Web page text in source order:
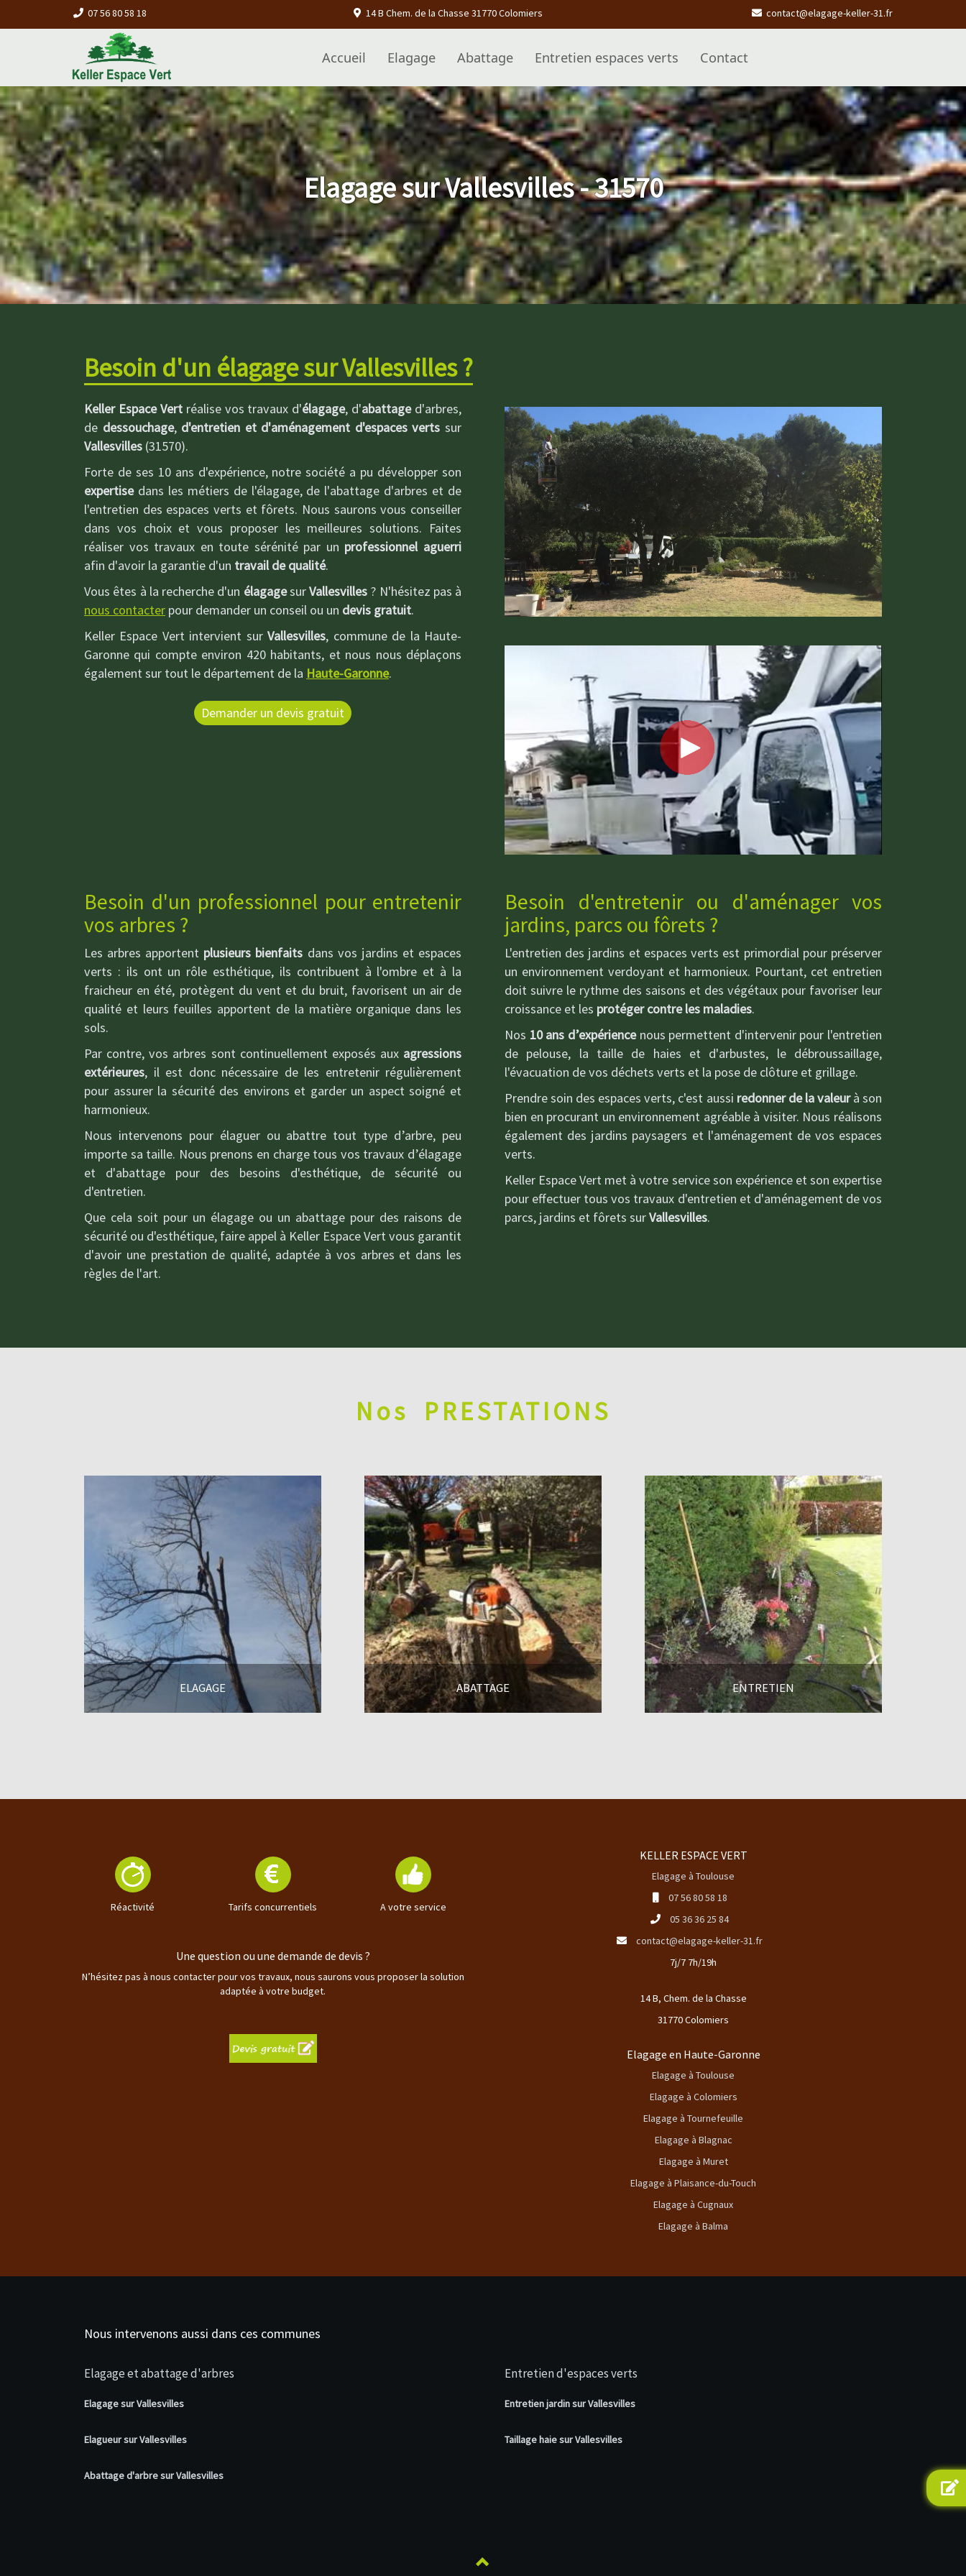
07 56 80 58 18 14 B Chem. de la Chasse 31770 Colomiers contact@elagage-keller-31.fr
Accueil Elagage Abattage Entretien espaces verts Contact
Elagage sur Vallesvilles - 31570
Besoin d'un élagage sur Vallesvilles ?
Keller Espace Vertréalise vos travaux d'élagage, d'abattaged'arbres,
de dessouchage, d'entretien et d'aménagement d'espaces verts sur
Vallesvilles (31570).
Forte de ses 10 ans d'expérience, notre société a pu développer son
expertisedans les métiers de l'élagage, de l'abattage d'arbres et de
l'entretien des espaces verts et fôrets. Nous saurons vous conseiller
dans vos choix et vous proposer les meilleures solutions. Faites
réaliser vos travaux en toute sérénité par un professionnel aguerri
afin d'avoir la garantie d'un travail de qualité.
Vous êtes à la recherche d'un élagagesurVallesvilles ? N'hésitez pas à
nous contacter pour demander un conseil ou un devis gratuit.
Keller Espace Vert intervient surVallesvilles, commune de la Haute-
Garonne qui compte environ 420 habitants, et nous nous déplaçons
également sur tout le département de la Haute-Garonne.
Demander un devis gratuit
Besoin d'un professionnel pour entretenir
vos arbres ?
Les arbres apportent plusieurs bienfaits dans vos jardins et espaces
verts : ils ont un rôle esthétique, ils contribuent à l'ombre et à la
fraicheur en été, protègent du vent et du bruit, favorisent un air de
qualité et leurs feuilles apportent de la matière organique dans les
sols.
Par contre, vos arbres sont continuellement exposés aux agressions
extérieures, il est donc nécessaire de les entretenir régulièrement
pour assurer la sécurité des environs et garder un aspect soigné et
harmonieux.
Nous intervenons pour élaguer ou abattre tout type d’arbre, peu
importe sa taille. Nous prenons en charge tous vos travaux d’élagage
et d'abattage pour des besoins d'esthétique, de sécurité ou
d'entretien.
Que cela soit pour un élagage ou un abattage pour des raisons de
sécurité ou d'esthétique, faire appel à Keller Espace Vert vous garantit
d'avoir une prestation de qualité, adaptée à vos arbres et dans les
règles de l'art.
Besoin d'entretenir ou d'aménager vos
jardins, parcs ou fôrets ?
L'entretien des jardins et espaces verts est primordial pour préserver
un environnement verdoyant et harmonieux. Pourtant, cet entretien
doit suivre le rythme des saisons et des végétaux pour favoriser leur
croissance et les protéger contre les maladies.
Nos 10 ans d’expériencenous permettent d'intervenir pour l'entretien
de pelouse, la taille de haies et d'arbustes, le débroussaillage,
l'évacuation de vos déchets verts et la pose de clôture et grillage.
Prendre soin des espaces verts, c'est aussi redonner de la valeurà son
bien en procurant un environnement agréable à visiter. Nous réalisons
également des jardins paysagers et l'aménagement de vos espaces
verts.
Keller Espace Vert met à votre service son expérience et son expertise
pour effectuer tous vos travaux d'entretien et d'aménagement de vos
parcs, jardins et fôrets surVallesvilles.
Nos PRESTATIONS
ELAGAGE ABATTAGE ENTRETIEN
Réactivité Tarifs concurrentiels A votre service
Une question ou une demande de devis ?
N’hésitez pas à nous contacter pour vos travaux, nous saurons vous proposer la solution
adaptée à votre budget.
KELLER ESPACE VERT
Elagage à Toulouse
07 56 80 58 18
05 36 36 25 84
contact@elagage-keller-31.fr
7j/7 7h/19h
14 B, Chem. de la Chasse
31770 Colomiers
Elagage en Haute-Garonne
Elagage à Toulouse
Elagage à Colomiers
Elagage à Tournefeuille
Elagage à Blagnac
Elagage à Muret
Elagage à Plaisance-du-Touch
Elagage à Cugnaux
Elagage à Balma
Nous intervenons aussi dans ces communes
Elagage et abattage d'arbres
Elagage sur Vallesvilles
Elagueur sur Vallesvilles
Abattage d'arbre sur Vallesvilles
Entretien d'espaces verts
Entretien jardin sur Vallesvilles
Taillage haie sur Vallesvilles